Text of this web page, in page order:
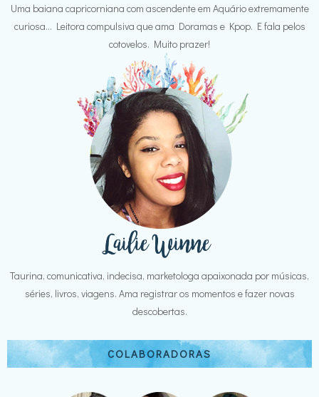
Uma baiana capricorniana com ascendente em Aquário extremamente
curiosa... Leitora compulsiva que ama Doramas e Kpop. E fala pelos
cotovelos. Muito prazer!
Taurina, comunicativa, indecisa, marketologa apaixonada por músicas,
séries, livros, viagens. Ama registrar os momentos e fazer novas
descobertas.
COLABORADORAS